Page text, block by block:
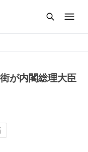
が内閣総理大臣